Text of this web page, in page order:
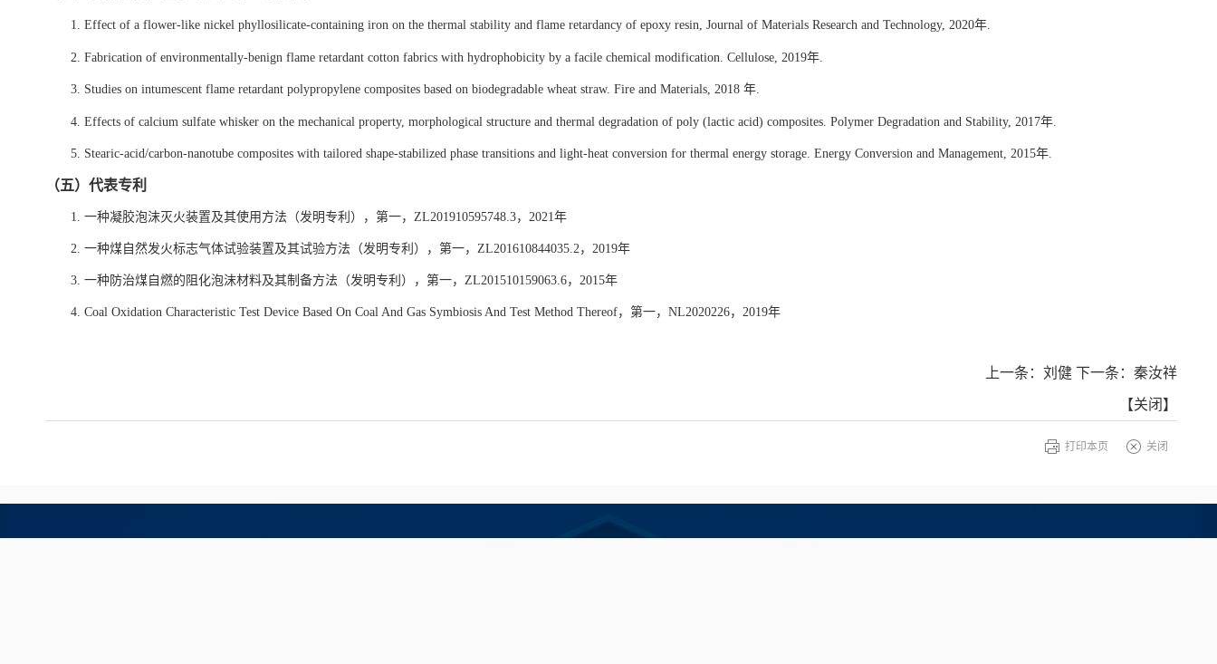
1. Effect of a flower-like nickel phyllosilicate-containing iron on the thermal stability and flame retardancy of epoxy resin, Journal of Materials Research and Technology, 2020年.
2. Fabrication of environmentally-benign flame retardant cotton fabrics with hydrophobicity by a facile chemical modification. Cellulose, 2019年.
3. Studies on intumescent flame retardant polypropylene composites based on biodegradable wheat straw. Fire and Materials, 2018 年.
4. Effects of calcium sulfate whisker on the mechanical property, morphological structure and thermal degradation of poly (lactic acid) composites. Polymer Degradation and Stability, 2017年.
5. Stearic-acid/carbon-nanotube composites with tailored shape-stabilized phase transitions and light-heat conversion for thermal energy storage. Energy Conversion and Management, 2015年.
（五） 代表专利
1. 一种凝胶泡沫灭火装置及其使用方法（发明专利），第一， ZL201910595748.3， 2021年
2. 一种煤自然发火标志气体试验装置及其试验方法 （发明专利） ， 第一， ZL201610844035.2， 2019年
3. 一种防治煤自燃的阻化泡沫材料及其制备方法（发明专利） ， 第一， ZL201510159063.6， 2015年
4. Coal Oxidation Characteristic Test Device Based On Coal And Gas Symbiosis And Test Method Thereof， 第一， NL2020226， 2019年
上一条： 刘健 下一条： 秦汝祥
【关闭 】
打印本页 关闭